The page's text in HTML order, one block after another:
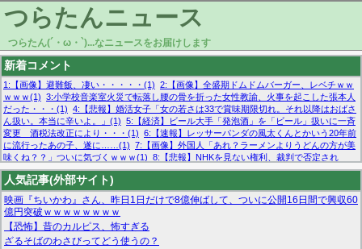
つらたんニュース
つらたん(´・ω・`)...なニュースをお届けします
新着コメント
1:【画像】避難飯、凄い・・・・・(1) 2:【画像】全盛期ドムドムバーガー、レベチｗｗ
ｗｗｗ(1) 3:小学校音楽室火災で転落し腰の骨を折った女性教諭、火事を起こした張本人
だった・・・(1) 4:【悲報】婚活女子「女の若さは33で賞味期限切れ。それ以降はおばさ
ん扱い。本当に辛いよ。」(1) 5:【経済】ビール大手「発泡酒」を「ビール」扱いに一斉
変更 酒税法改正により・・・(1) 6:【速報】レッサーパンダの風太くんとかいう20年前
に流行ったあの子、遂に……(1) 7:【画像】外国人「あれ？ラーメンよりうどんの方が美
味くね？？」ついに気づくｗｗｗ(1) 8:【悲報】NHKを見ない権利、裁判で否定され
る・・・(1) 9:欧州委員長「原発縮小は間違いでした」(1) 10:【悲報】日本企業の人手不
足、限界突破 52%「正社員も足りてません…」(1)
人気記事(外部サイト)
映画『ちいかわ』さん、昨日1日だけで8億伸ばして、ついに公開16日間で興収60
億円突破ｗｗｗｗｗｗｗｗ
【恐怖】昔のカルピス、怖すぎる
ざるそばのわさびってどう使うの？